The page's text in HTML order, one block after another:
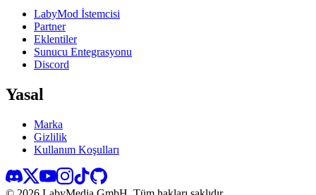
LabyMod İstemcisi
Partner
Eklentiler
Sunucu Entegrasyonu
Discord
Yasal
Marka
Gizlilik
Kullanım Koşulları